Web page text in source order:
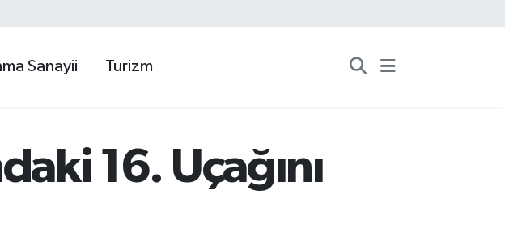
Sanayii Turizm
16. Uçağını